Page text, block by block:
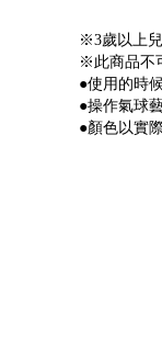
※3歲以上
※此商品不
●使用的時
●操作氣球
●顏色以實